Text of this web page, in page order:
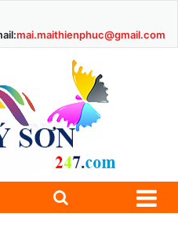
mai.maithienphuc@gmail.com